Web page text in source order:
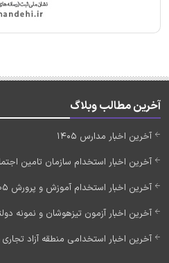
آخرین مطالب وبلاگ
آخرین اخبار مدارس 1405
آخرین اخبار استخدام سازمان تامین اجتماعی 1404 (به
آخرین اخبار استخدام آموزش و پرورش 1405 (به زودی)
آخرین اخبار آزمون تیزهوشان و نمونه
آخرین اخبار استخدامی منطقه آزاد تجاری